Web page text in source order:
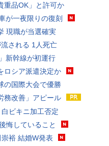
重品OK」と許可か
が一夜限りの復刻
現職が当選確実
される 1人死亡
新幹線が初運行
ロシア派遣決定か
の国際大会で優勝
務改善」アピール
ビキニ加工否定
悔していること
裕 結婚W発表